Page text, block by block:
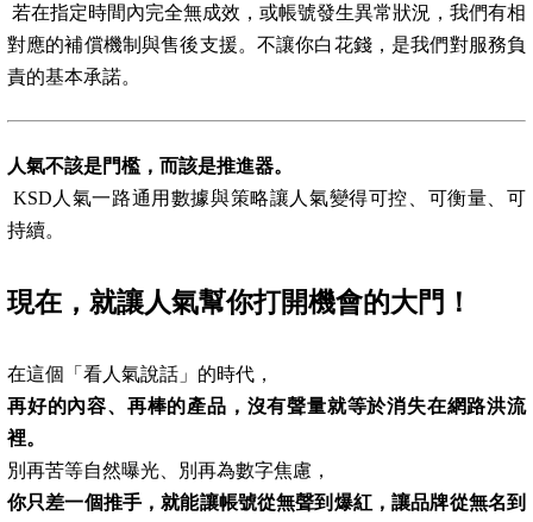
若在指定時間內完全無成效，或帳號發生異常狀況，我們有相
對應的補償機制與售後支援。不讓你白花錢，是我們對服務負
責的基本承諾。
人氣不該是門檻，而該是推進器。
KSD人氣一路通用數據與策略讓人氣變得可控、可衡量、可
持續。
現在，就讓人氣幫你打開機會的大門！
在這個「看人氣說話」的時代，
再好的內容、再棒的產品，沒有聲量就等於消失在網路洪流
裡。
別再苦等自然曝光、別再為數字焦慮，
你只差一個推手，就能讓帳號從無聲到爆紅，讓品牌從無名到